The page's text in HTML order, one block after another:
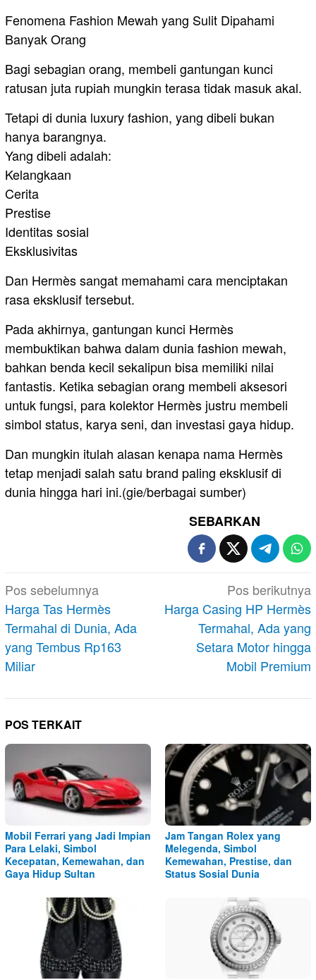
Fenomena Fashion Mewah yang Sulit Dipahami
Banyak Orang
Bagi sebagian orang, membeli gantungan kunci
ratusan juta rupiah mungkin terasa tidak masuk akal.
Tetapi di dunia luxury fashion, yang dibeli bukan
hanya barangnya.
Yang dibeli adalah:
Kelangkaan
Cerita
Prestise
Identitas sosial
Eksklusivitas
Dan Hermès sangat memahami cara menciptakan
rasa eksklusif tersebut.
Pada akhirnya, gantungan kunci Hermès
membuktikan bahwa dalam dunia fashion mewah,
bahkan benda kecil sekalipun bisa memiliki nilai
fantastis. Ketika sebagian orang membeli aksesori
untuk fungsi, para kolektor Hermès justru membeli
simbol status, karya seni, dan investasi gaya hidup.
Dan mungkin itulah alasan kenapa nama Hermès
tetap menjadi salah satu brand paling eksklusif di
dunia hingga hari ini.(gie/berbagai sumber)
SEBARKAN
Navigasi
pos
Pos sebelumnya
Harga Tas Hermès
Termahal di Dunia, Ada
yang Tembus Rp163
Miliar
Pos berikutnya
Harga Casing HP Hermès
Termahal, Ada yang
Setara Motor hingga
Mobil Premium
POS TERKAIT
Mobil Ferrari yang Jadi Impian
Para Lelaki, Simbol
Kecepatan, Kemewahan, dan
Gaya Hidup Sultan
Jam Tangan Rolex yang
Melegenda, Simbol
Kemewahan, Prestise, dan
Status Sosial Dunia